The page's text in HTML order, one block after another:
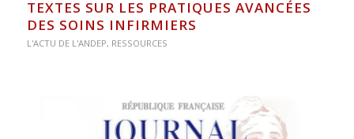
TEXTES SUR LES PRATIQUES AVANCÉES
DES SOINS INFIRMIERS
L'ACTU DE L'ANDEP, RESSOURCES